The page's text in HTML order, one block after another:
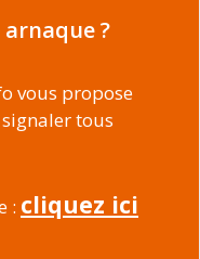
?
vous propose
tous
: cliquez ici